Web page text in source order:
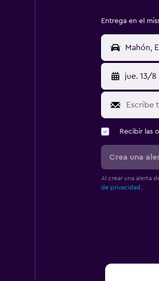
Entrega en el
jue. 13/8
Recibir las
Crea una
Al crear una alerta
de privacidad.